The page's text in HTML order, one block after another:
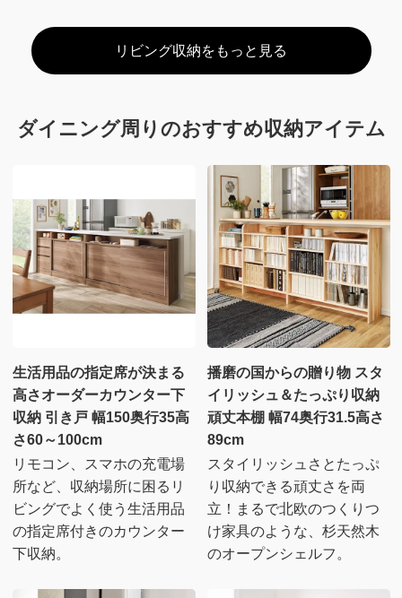
リビング収納をもっと見る
ダイニング周りのおすすめ収納アイテム
生活用品の指定席が決まる
高さオーダーカウンター下
収納 引き戸 幅150奥行35高
さ60～100cm
リモコン、スマホの充電場
所など、収納場所に困るリ
ビングでよく使う生活用品
の指定席付きのカウンター
下収納。
播磨の国からの贈り物 スタ
イリッシュ＆たっぷり収納
頑丈本棚 幅74奥行31.5高さ
89cm
スタイリッシュさとたっぷ
り収納できる頑丈さを両
立！まるで北欧のつくりつ
け家具のような、杉天然木
のオープンシェルフ。